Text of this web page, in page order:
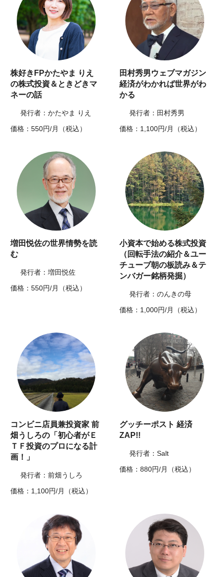
株好きFPかたやま りえ
の株式投資＆ときどきマ
ネーの話
発行者：かたやま りえ
価格：550円/月（税込）
田村秀男ウェブマガジン
経済がわかれば世界がわ
かる
発行者：田村秀男
価格：1,100円/月（税込）
増田悦佐の世界情勢を読
む
発行者：増田悦佐
価格：550円/月（税込）
小資本で始める株式投資
（回転手法の紹介＆ユー
チューブ朝の板読み＆テ
ンバガー銘柄発掘）
発行者：のんきの母
価格：1,000円/月（税込）
コンビニ店員兼投資家 前
畑うしろの「初心者がＥ
ＴＦ投資のプロになる計
画！」
発行者：前畑うしろ
価格：1,100円/月（税込）
グッチーポスト 経済
ZAP!!
発行者：Salt
価格：880円/月（税込）